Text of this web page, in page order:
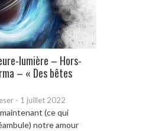
lumière – Hors-
– « Des bêtes
- 1 juillet 2022
(ce qui
notre amour